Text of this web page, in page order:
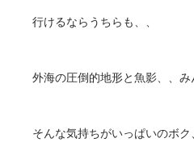
行けるならうちらも、、
外海の圧倒的地形と魚影、、み
そんな気持ちがいっぱいのボク